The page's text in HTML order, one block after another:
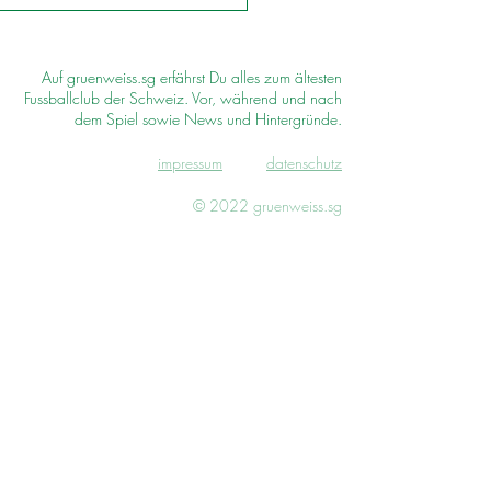
Auf gruenweiss.sg erfährst Du alles zum ältesten
Fussballclub der Schweiz. Vor, während und nach
dem Spiel sowie News und Hintergründe.
impressum datenschutz
© 2022 gruenweiss.sg